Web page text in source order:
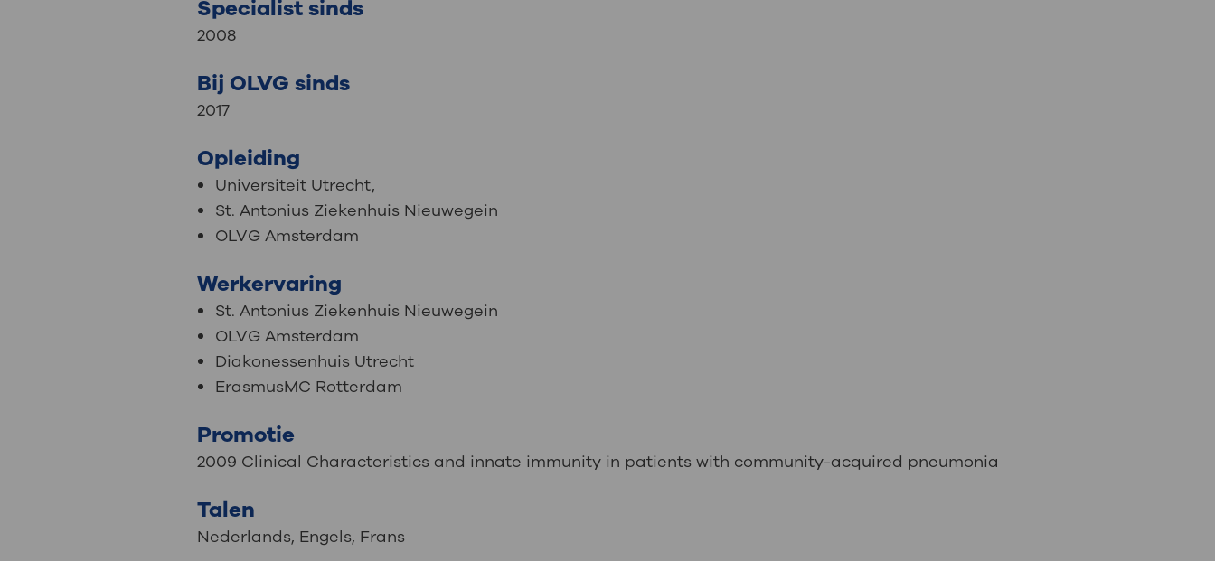
Specialist sinds
2008
Bij OLVG sinds
2017
Opleiding
Universiteit Utrecht,
St. Antonius Ziekenhuis Nieuwegein
OLVG Amsterdam
Werkervaring
St. Antonius Ziekenhuis Nieuwegein
OLVG Amsterdam
Diakonessenhuis Utrecht
ErasmusMC Rotterdam
Promotie
2009 Clinical Characteristics and innate immunity in patients with community-acquired pneumonia
Talen
Nederlands, Engels, Frans